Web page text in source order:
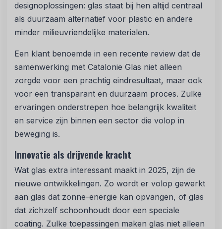
designoplossingen: glas staat bij hen altijd centraal
als duurzaam alternatief voor plastic en andere
minder milieuvriendelijke materialen.
Een klant benoemde in een recente review dat de
samenwerking met Catalonie Glas niet alleen
zorgde voor een prachtig eindresultaat, maar ook
voor een transparant en duurzaam proces. Zulke
ervaringen onderstrepen hoe belangrijk kwaliteit
en service zijn binnen een sector die volop in
beweging is.
Innovatie als drijvende kracht
Wat glas extra interessant maakt in 2025, zijn de
nieuwe ontwikkelingen. Zo wordt er volop gewerkt
aan glas dat zonne-energie kan opvangen, of glas
dat zichzelf schoonhoudt door een speciale
coating. Zulke toepassingen maken glas niet alleen